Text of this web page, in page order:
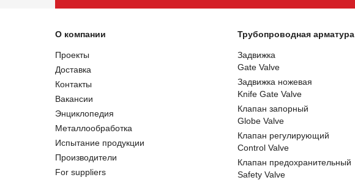
О компании
Проекты
Доставка
Контакты
Вакансии
Энциклопедия
Металлообработка
Испытание продукции
Производители
For suppliers
Трубопроводная арматура
Задвижка
Gate Valve
Задвижка ножевая
Knife Gate Valve
Клапан запорный
Globe Valve
Клапан регулирующий
Control Valve
Клапан предохранительный
Safety Valve